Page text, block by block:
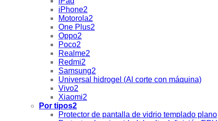
iPhone2
Motorola2
One Plus2
Oppo2
Poco2
Realme2
Redmi2
Samsung2
Universal hidrogel (Al corte con máquina)
Vivo2
Xiaomi2
Por tipos2
Protector de pantalla de vidrio templado plano